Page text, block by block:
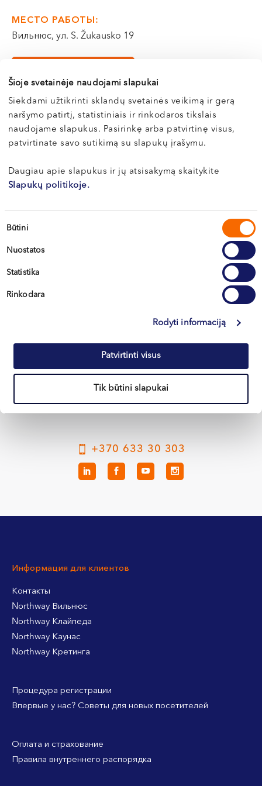
Šioje svetainėje naudojami slapukai
Siekdami užtikrinti sklandų svetainės veikimą ir gerą
naršymo patirtį, statistiniais ir rinkodaros tikslais
naudojame slapukus. Pasirinkę arba patvirtinę visus,
patvirtinate savo sutikimą su slapukų įrašymu.
Daugiau apie slapukus ir jų atsisakymą skaitykite
Slapukų politikoje.
Sutikimo
Būtini
Nuostatos
Statistika
Rinkodara
Rodyti informaciją
Patvirtinti visus
Tik būtini slapukai
МЕСТО РАБОТЫ:
Вильнюс, ул. S. Žukausko 19
Биография
Профессиональная деятельность
Профессиональный стаж работы с 2007 года
В 2007–2013 годах получила профессиональный
аллергологической диагностики и амбулаторной
дерматологической практики в Германии
Клайпеда
Кретинга
+370 633 30 303
Информация для клиентов
Контакты
Northway Вильнюс
Northway Клайпеда
Northway Каунас
Northway Кретинга
Процедура регистрации
Впервые у нас? Советы для новых посетителей
Оплата и страхование
Правила внутреннего распорядка